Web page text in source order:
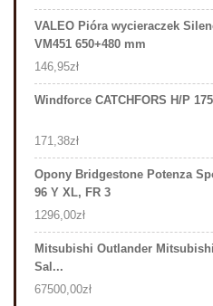
VALEO Pióra wycieraczek
VM451 650+480 mm
146,95zł
Windforce CATCHFORS H/P
171,38zł
Opony Bridgestone Potenza
96 Y XL, FR 3
1296,00zł
Mitsubishi Outlander
Sal...
67500,00zł